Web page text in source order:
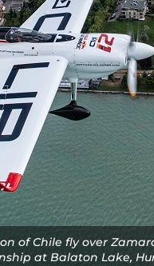
of Chile fly over
at Balaton Lake,